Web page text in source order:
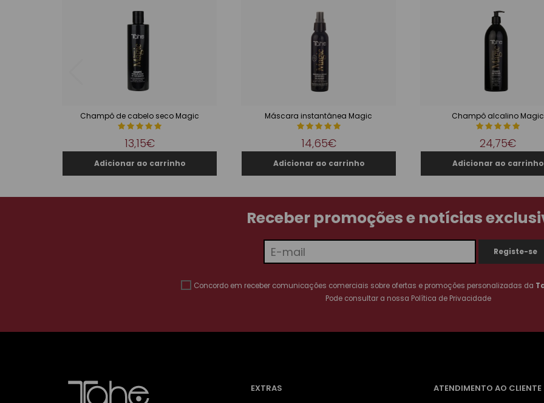
Champô de cabelo seco Magic
13,15€
Máscara instantânea Magic
14,65€
Champô alcalino Magic
24,75€
Receber promoções e notícias
Concordo em receber comunicações comerciais sobre ofertas e promoções personalizadas da
Pode consultar a nossa Política de Privacidade
EXTRAS ATENDIMENTO AO CLIENTE